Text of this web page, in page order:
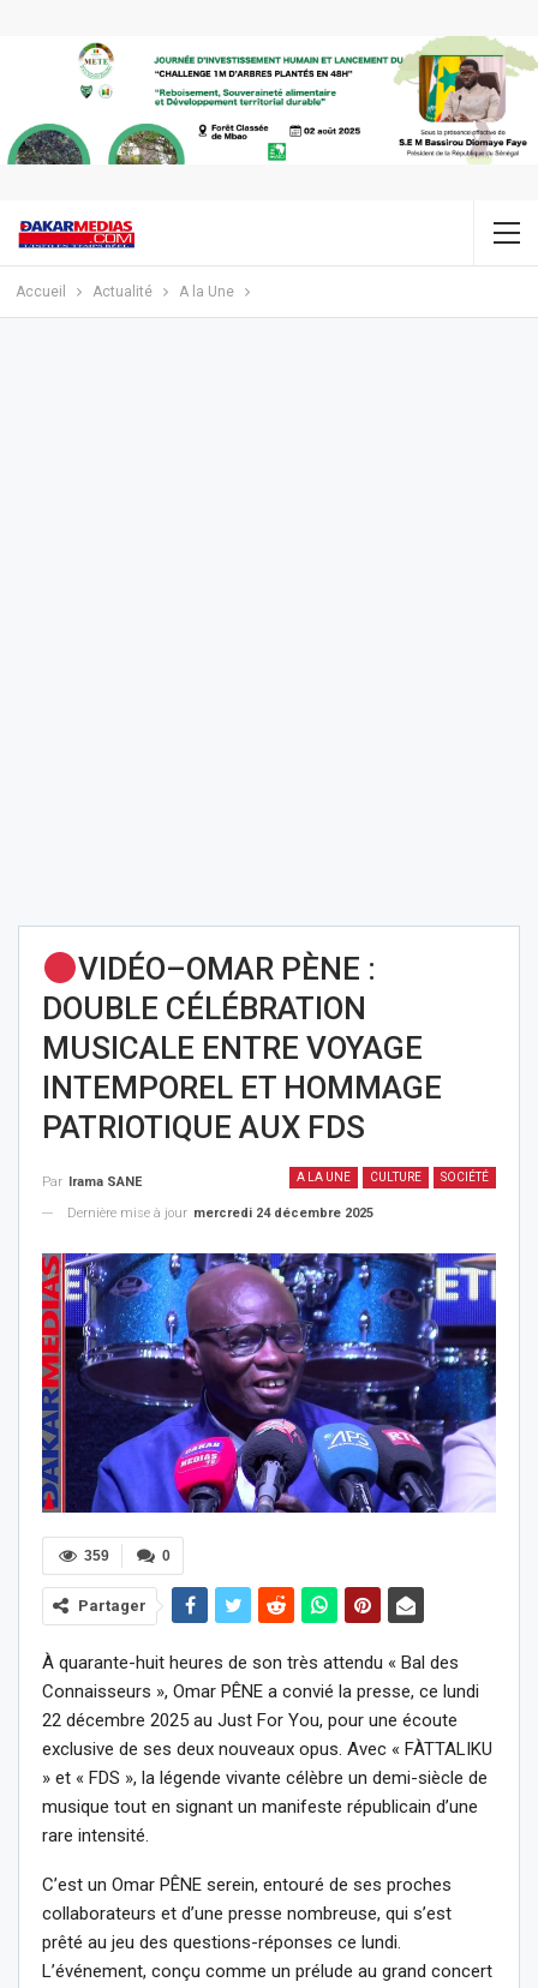
Accueil Actualité A la Une
VIDÉO–OMAR PÈNE :
DOUBLE CÉLÉBRATION
MUSICALE ENTRE VOYAGE
INTEMPOREL ET HOMMAGE
PATRIOTIQUE AUX FDS
A LA UNE CULTURE SOCIÉTÉ
Par Irama SANE
Dernière mise à jour mercredi 24 décembre 2025
0
359
Partager
À quarante-huit heures de son très attendu « Bal des
Connaisseurs », Omar PÊNE a convié la presse, ce lundi
22 décembre 2025 au Just For You, pour une écoute
exclusive de ses deux nouveaux opus. Avec « FÀTTALIKU
» et « FDS », la légende vivante célèbre un demi-siècle de
musique tout en signant un manifeste républicain d’une
rare intensité.
C’est un Omar PÊNE serein, entouré de ses proches
collaborateurs et d’une presse nombreuse, qui s’est
prêté au jeu des questions-réponses ce lundi.
L’événement, conçu comme un prélude au grand concert